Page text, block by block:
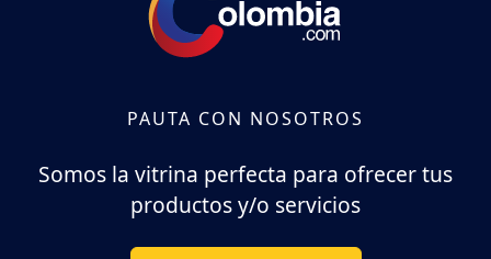
PAUTA CON NOSOTROS
Somos la vitrina perfecta para ofrecer tus
productos y/o servicios